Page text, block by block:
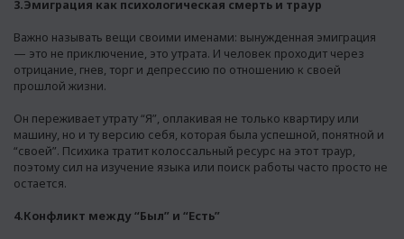
3.Эмиграция как психологическая смерть и траур
Важно называть вещи своими именами: вынужденная эмиграция
— это не приключение, это утрата. И человек проходит через
отрицание, гнев, торг и депрессию по отношению к своей
прошлой жизни.
Он переживает утрату “Я”, оплакивая не только квартиру или
машину, но и ту версию себя, которая была успешной, понятной и
“своей”. Психика тратит колоссальный ресурс на этот траур,
поэтому сил на изучение языка или поиск работы часто просто не
остается.
4.Конфликт между “Был” и “Есть”